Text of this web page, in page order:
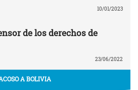
10/01/2023
de los derechos de
23/06/2022
A BOLIVIA